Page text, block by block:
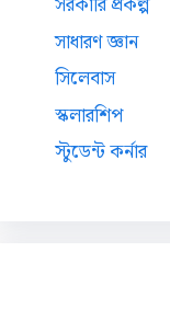
সাধারণ জ্ঞান
সিলেবাস
স্কলারশিপ
স্টুডেন্ট কর্নার